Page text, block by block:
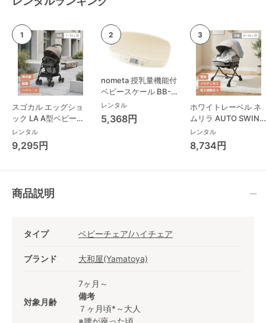
スゴカル エッグショ
ック LA A型ベビーカ
ー コンビ(Combi)
レンタル
9,295円
nometa 授乳量機能付
ベビースケール BB-
105 タニタ(TANITA)
ベビースケール・体重
計
レンタル
5,368円
ホワイトレーベル ネ
ムリラ AUTO SWING
BEDi Long スリープ
シェル EG コンビ
(Combi) ハイローチ
レンタル
8,734円
商品説明
タイプ ベビーチェア/ハイチェア
ブランド 大和屋(Yamatoya)
対象月齢
7ヶ月～
備考
７ヶ月頃*～大人